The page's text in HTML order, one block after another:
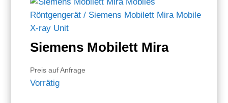
Siemens Mobilett Mira
Preis auf Anfrage
Vorrätig